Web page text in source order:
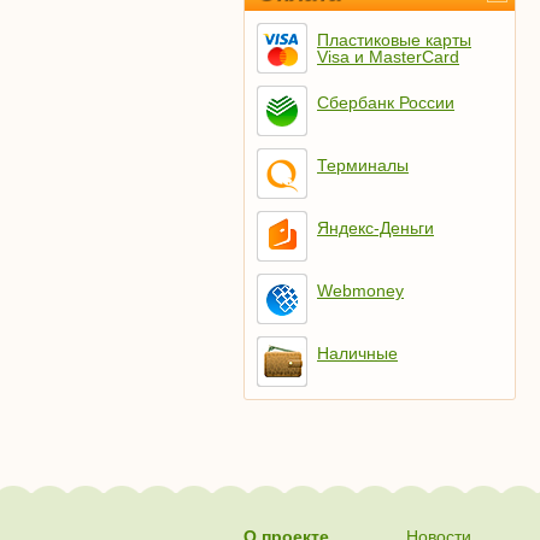
Пластиковые карты
Visa и MasterCard
Сбербанк России
Терминалы
Яндекс-Деньги
Webmoney
Наличные